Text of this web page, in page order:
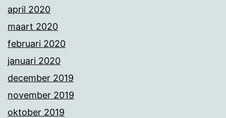
april 2020
maart 2020
februari 2020
januari 2020
december 2019
november 2019
oktober 2019